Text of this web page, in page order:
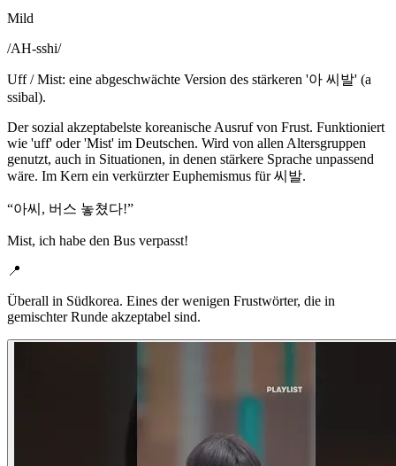
Mild
/AH-sshi/
Uff / Mist: eine abgeschwächte Version des stärkeren '아 씨발' (a
ssibal).
Der sozial akzeptabelste koreanische Ausruf von Frust. Funktioniert
wie 'uff' oder 'Mist' im Deutschen. Wird von allen Altersgruppen
genutzt, auch in Situationen, in denen stärkere Sprache unpassend
wäre. Im Kern ein verkürzter Euphemismus für 씨발.
“아씨, 버스 놓쳤다!”
Mist, ich habe den Bus verpasst!
📍
Überall in Südkorea. Eines der wenigen Frustwörter, die in
gemischter Runde akzeptabel sind.